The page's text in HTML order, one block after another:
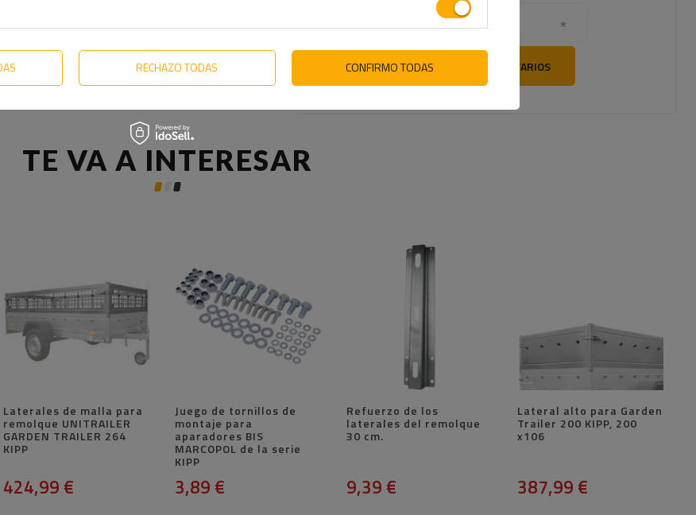
Su correo electrónico
ENVÍE SUS COMENTARIOS
TE VA A INTERESAR
Laterales de malla para
remolque UNITRAILER
GARDEN TRAILER 264
KIPP
424,99 €
Juego de tornillos de
montaje para
aparadores BIS
MARCOPOL de la serie
KIPP
3,89 €
Refuerzo de los
laterales del remolque
30 cm.
9,39 €
Lateral alto para Garden
Trailer 200 KIPP, 200
x106
387,99 €
RECHAZO TODAS CONFIRMO TODAS